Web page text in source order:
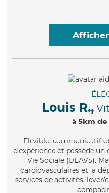
Louis R.,
à 5km de
Flexible, communicatif
d'expérience et possède
Vie Sociale (DEAVS).
cardiovasculaires et la
services de activités, lever/